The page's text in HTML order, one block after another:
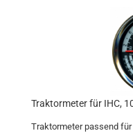
Traktormeter für IHC,
Traktormeter passend für